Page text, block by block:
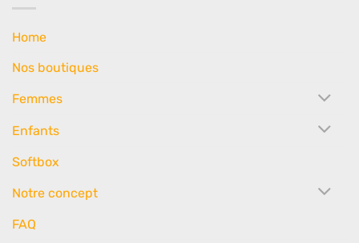
Home
Nos boutiques
Femmes
Enfants
Softbox
Notre concept
FAQ